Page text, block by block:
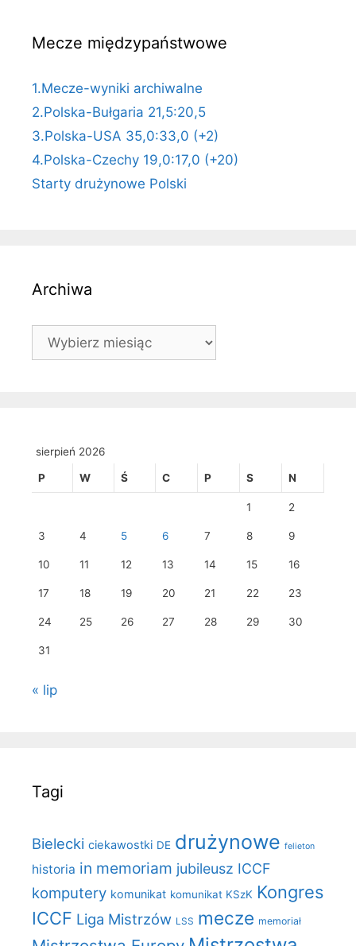
Mecze międzypaństwowe
1.Mecze-wyniki archiwalne
2.Polska-Bułgaria 21,5:20,5
3.Polska-USA 35,0:33,0 (+2)
4.Polska-Czechy 19,0:17,0 (+20)
Starty drużynowe Polski
Archiwa
Archiwa
sierpień 2026
P W Ś C P S N
1 2
3 4 5 6 7 8 9
10 11 12 13 14 15 16
17 18 19 20 21 22 23
24 25 26 27 28 29 30
31
« lip
Tagi
Bielecki ciekawostki DE drużynowe felieton
historia in memoriam jubileusz ICCF
komputery komunikat komunikat KSzK Kongres
ICCF Liga Mistrzów LSS mecze memoriał